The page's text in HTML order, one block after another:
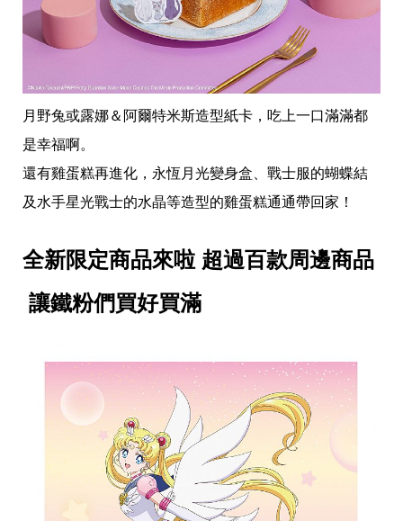
月野兔或露娜＆阿爾特米斯造型紙卡，吃上一口滿滿都
是幸福啊。
還有雞蛋糕再進化，永恆月光變身盒、戰士服的蝴蝶結
及水手星光戰士的水晶等造型的雞蛋糕通通帶回家！
全新限定商品來啦 超過百款周邊商品
讓鐵粉們買好買滿